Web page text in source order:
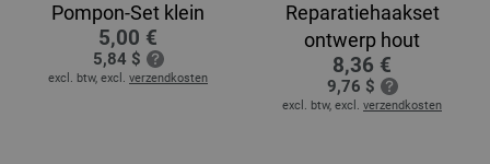
Pompon-Set klein
5,00 €
5,84 $
excl. btw, excl. verzendkosten
Reparatiehaakset
ontwerp hout
8,36 €
9,76 $
excl. btw, excl. verzendkosten